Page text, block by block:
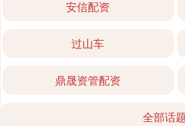
安信配资
过山车
鼎晟资管配资
全部话